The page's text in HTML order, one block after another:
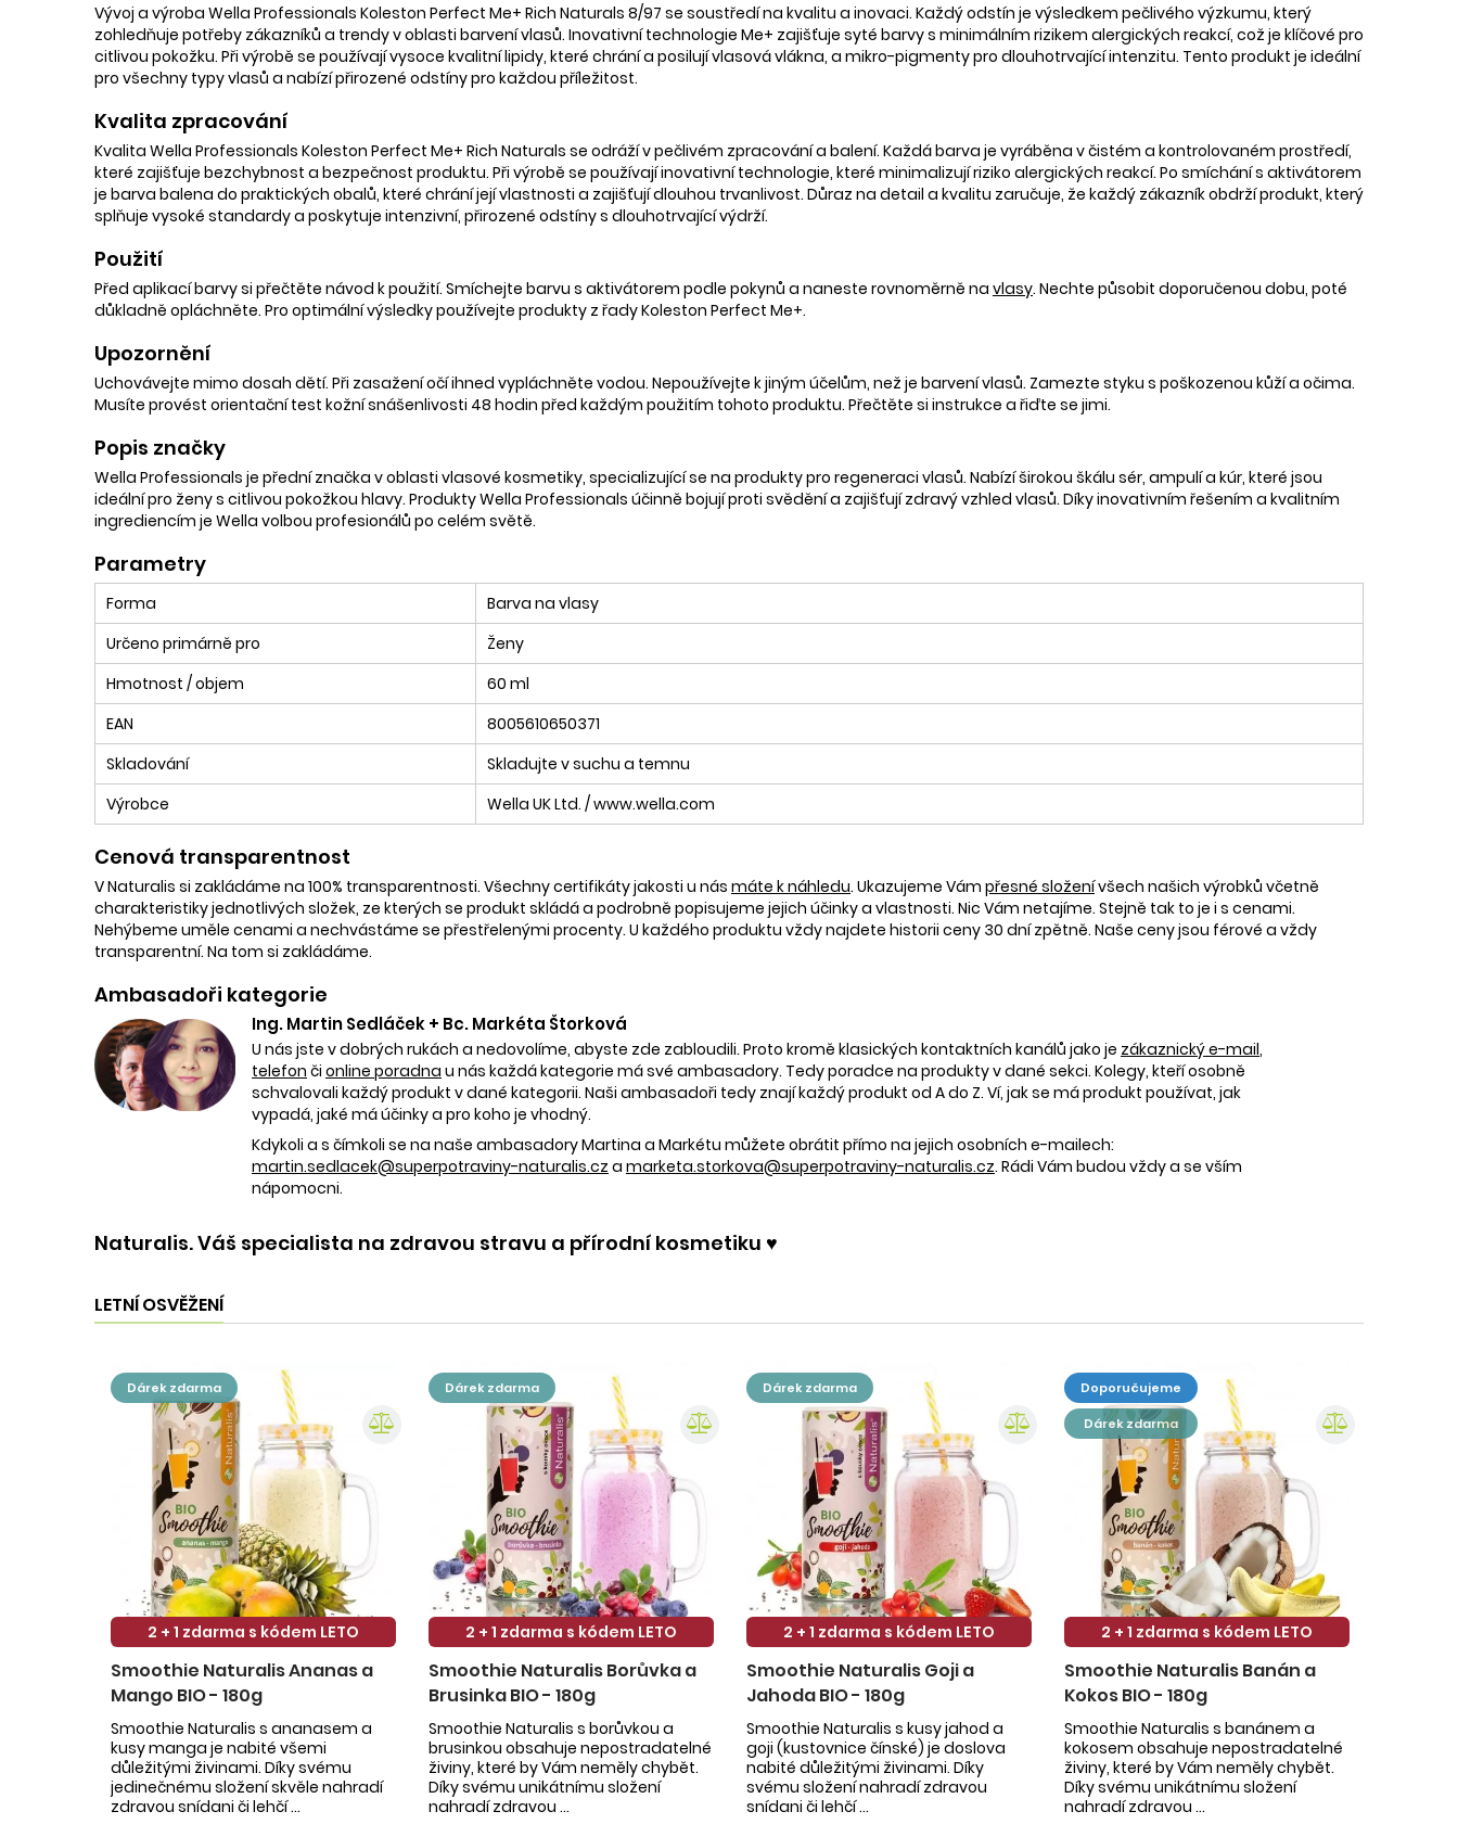
Vývoj a výroba Wella Professionals Koleston Perfect Me+ Rich Naturals 8/97 se soustředí na kvalitu a inovaci. Každý odstín je výsledkem pečlivého výzkumu, který
zohledňuje potřeby zákazníků a trendy v oblasti barvení vlasů. Inovativní technologie Me+ zajišťuje syté barvy s minimálním rizikem alergických reakcí, což je klíčové pro
citlivou pokožku. Při výrobě se používají vysoce kvalitní lipidy, které chrání a posilují vlasová vlákna, a mikro-pigmenty pro dlouhotrvající intenzitu. Tento produkt je ideální
pro všechny typy vlasů a nabízí přirozené odstíny pro každou příležitost.
Kvalita zpracování
Kvalita Wella Professionals Koleston Perfect Me+ Rich Naturals se odráží v pečlivém zpracování a balení. Každá barva je vyráběna v čistém a kontrolovaném prostředí,
které zajišťuje bezchybnost a bezpečnost produktu. Při výrobě se používají inovativní technologie, které minimalizují riziko alergických reakcí. Po smíchání s aktivátorem
je barva balena do praktických obalů, které chrání její vlastnosti a zajišťují dlouhou trvanlivost. Důraz na detail a kvalitu zaručuje, že každý zákazník obdrží produkt, který
splňuje vysoké standardy a poskytuje intenzivní, přirozené odstíny s dlouhotrvající výdrží.
Použití
Před aplikací barvy si přečtěte návod k použití. Smíchejte barvu s aktivátorem podle pokynů a naneste rovnoměrně na vlasy. Nechte působit doporučenou dobu, poté
důkladně opláchněte. Pro optimální výsledky používejte produkty z řady Koleston Perfect Me+.
Upozornění
Uchovávejte mimo dosah dětí. Při zasažení očí ihned vypláchněte vodou. Nepoužívejte k jiným účelům, než je barvení vlasů. Zamezte styku s poškozenou kůží a očima.
Musíte provést orientační test kožní snášenlivosti 48 hodin před každým použitím tohoto produktu. Přečtěte si instrukce a řiďte se jimi.
Popis značky
Wella Professionals je přední značka v oblasti vlasové kosmetiky, specializující se na produkty pro regeneraci vlasů. Nabízí širokou škálu sér, ampulí a kúr, které jsou
ideální pro ženy s citlivou pokožkou hlavy. Produkty Wella Professionals účinně bojují proti svědění a zajišťují zdravý vzhled vlasů. Díky inovativním řešením a kvalitním
ingrediencím je Wella volbou profesionálů po celém světě.
Parametry
Forma
Barva na vlasy
Určeno primárně pro
Ženy
Hmotnost / objem
60 ml
EAN
8005610650371
Skladování
Skladujte v suchu a temnu
Výrobce
Wella UK Ltd. / www.wella.com
Cenová transparentnost
V Naturalis si zakládáme na 100% transparentnosti. Všechny certifikáty jakosti u nás máte k náhledu. Ukazujeme Vám přesné složenívšech našich výrobků včetně
charakteristiky jednotlivých složek, ze kterých se produkt skládá a podrobně popisujeme jejich účinky a vlastnosti. Nic Vám netajíme. Stejně tak to je i s cenami.
Nehýbeme uměle cenami a nechvástáme se přestřelenými procenty. U každého produktu vždy najdete historii ceny 30 dní zpětně. Naše ceny jsou férové a vždy
transparentní. Na tom si zakládáme.
Ambasadoři kategorie
Ing. Martin Sedláček + Bc. Markéta Štorková
U nás jste v dobrých rukách a nedovolíme, abyste zde zabloudili. Proto kromě klasických kontaktních kanálů jako je zákaznický e-mail,
telefon či online poradna u nás každá kategorie má své ambasadory. Tedy poradce na produkty v dané sekci. Kolegy, kteří osobně
schvalovali každý produkt v dané kategorii. Naši ambasadoři tedy znají každý produkt od A do Z. Ví, jak se má produkt používat, jak
vypadá, jaké má účinky a pro koho je vhodný.
Kdykoli a s čímkoli se na naše ambasadory Martina a Markétu můžete obrátit přímo na jejich osobních e-mailech:
martin.sedlacek@superpotraviny-naturalis.cz a marketa.storkova@superpotraviny-naturalis.cz. Rádi Vám budou vždy a se vším
nápomocni.
Naturalis. Váš specialista na zdravou stravu a přírodní kosmetiku ♥️
LETNÍ OSVĚŽENÍ
dárek zdarma
2 + 1 zdarma s kódem LETO
Smoothie Naturalis Ananas a
Mango BIO - 180g
Smoothie Naturalis s ananasem a
kusy manga je nabité všemi
důležitými živinami. Díky svému
jedinečnému složení skvěle nahradí
zdravou snídani či lehčí ...
dárek zdarma
2 + 1 zdarma s kódem LETO
Smoothie Naturalis Borůvka a
Brusinka BIO - 180g
Smoothie Naturalis s borůvkou a
brusinkou obsahuje nepostradatelné
živiny, které by Vám neměly chybět.
Díky svému unikátnímu složení
nahradí zdravou ...
dárek zdarma
2 + 1 zdarma s kódem LETO
Smoothie Naturalis Goji a
Jahoda BIO - 180g
Smoothie Naturalis s kusy jahod a
goji (kustovnice čínské) je doslova
nabité důležitými živinami. Díky
svému složení nahradí zdravou
snídani či lehčí ...
doporučujeme
dárek zdarma
2 + 1 zdarma s kódem LETO
Smoothie Naturalis Banán a
Kokos BIO - 180g
Smoothie Naturalis s banánem a
kokosem obsahuje nepostradatelné
živiny, které by Vám neměly chybět.
Díky svému unikátnímu složení
nahradí zdravou ...